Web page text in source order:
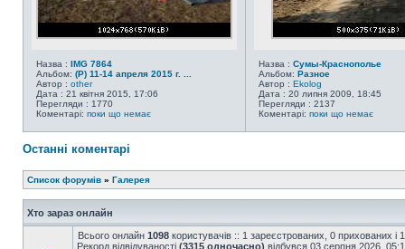
Назва : IMG 7864
Альбом: (Р) 11-14 апреля 2015 г. ...
Автор : other
Дата : 21 квітня 2015, 17:06
Перегляди : 1770
Коментарі: поки що немає
Назва : Сумы-Краснополье
Альбом: Разное
Автор : Ekolog
Дата : 20 липня 2009, 18:45
Перегляди : 2137
Коментарі: поки що немає
Останні коментарі
Список форумів » Галерея
Хто зараз онлайн
Всього онлайн 1098 користувачів :: 1 зареєстрованих, 0 прихованих і
Рекорд відвідуваності (3315 одночасно) відбувся 03 серпня 2026,